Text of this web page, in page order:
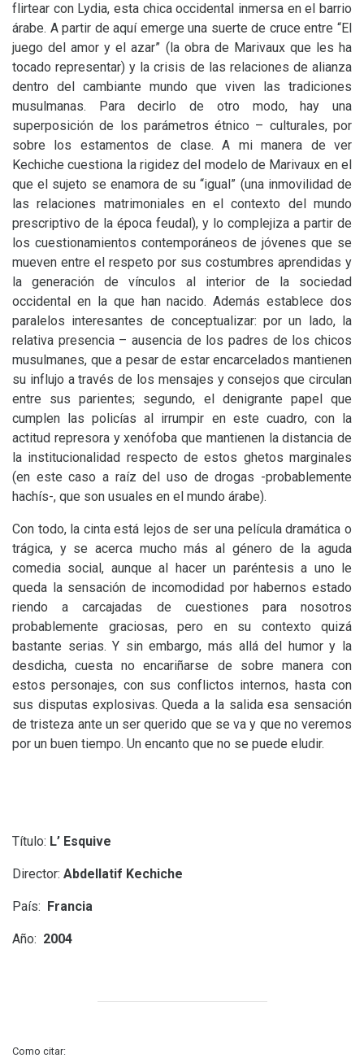
flirtear con Lydia, esta chica occidental inmersa en el barrio
árabe. A partir de aquí emerge una suerte de cruce entre “El
juego del amor y el azar” (la obra de Marivaux que les ha
tocado representar) y la crisis de las relaciones de alianza
dentro del cambiante mundo que viven las tradiciones
musulmanas. Para decirlo de otro modo, hay una
superposición de los parámetros étnico – culturales, por
sobre los estamentos de clase. A mi manera de ver
Kechiche cuestiona la rigidez del modelo de Marivaux en el
que el sujeto se enamora de su “igual” (una inmovilidad de
las relaciones matrimoniales en el contexto del mundo
prescriptivo de la época feudal), y lo complejiza a partir de
los cuestionamientos contemporáneos de jóvenes que se
mueven entre el respeto por sus costumbres aprendidas y
la generación de vínculos al interior de la sociedad
occidental en la que han nacido. Además establece dos
paralelos interesantes de conceptualizar: por un lado, la
relativa presencia – ausencia de los padres de los chicos
musulmanes, que a pesar de estar encarcelados mantienen
su influjo a través de los mensajes y consejos que circulan
entre sus parientes; segundo, el denigrante papel que
cumplen las policías al irrumpir en este cuadro, con la
actitud represora y xenófoba que mantienen la distancia de
la institucionalidad respecto de estos ghetos marginales
(en este caso a raíz del uso de drogas -probablemente
hachís-, que son usuales en el mundo árabe).
Con todo, la cinta está lejos de ser una película dramática o
trágica, y se acerca mucho más al género de la aguda
comedia social, aunque al hacer un paréntesis a uno le
queda la sensación de incomodidad por habernos estado
riendo a carcajadas de cuestiones para nosotros
probablemente graciosas, pero en su contexto quizá
bastante serias. Y sin embargo, más allá del humor y la
desdicha, cuesta no encariñarse de sobre manera con
estos personajes, con sus conflictos internos, hasta con
sus disputas explosivas. Queda a la salida esa sensación
de tristeza ante un ser querido que se va y que no veremos
por un buen tiempo. Un encanto que no se puede eludir.
Título: L’ Esquive
Director: Abdellatif Kechiche
País: Francia
Año: 2004
Como citar: